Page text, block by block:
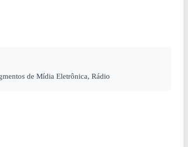
de Mídia Eletrônica, Rádio